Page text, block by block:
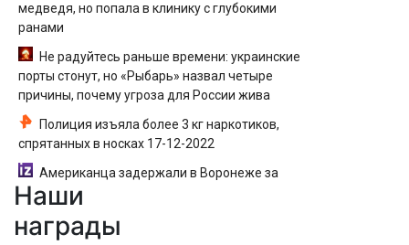
медведя, но попала в клинику с глубокими
ранами
Не радуйтесь раньше времени: украинские
порты стонут, но «Рыбарь» назвал четыре
причины, почему угроза для России жива
Полиция изъяла более 3 кг наркотиков,
спрятанных в носках 17-12-2022
Американца задержали в Воронеже за
пьяный дебош в поезде
Наши
награды